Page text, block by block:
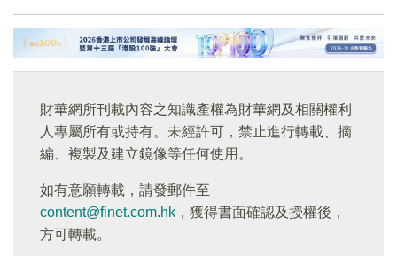
財華網所刊載內容之知識產權為財華網及相關權利
人專屬所有或持有。未經許可，禁止進行轉載、摘
編、複製及建立鏡像等任何使用。
如有意願轉載，請發郵件至
content@finet.com.hk ，獲得書面確認及授權後，
方可轉載。